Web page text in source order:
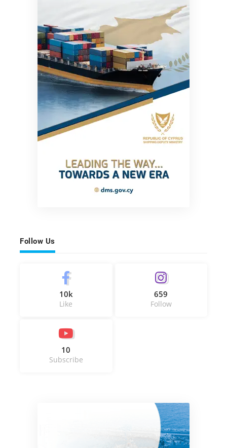
Follow Us
10k
Like
659
Follow
10
Subscribe